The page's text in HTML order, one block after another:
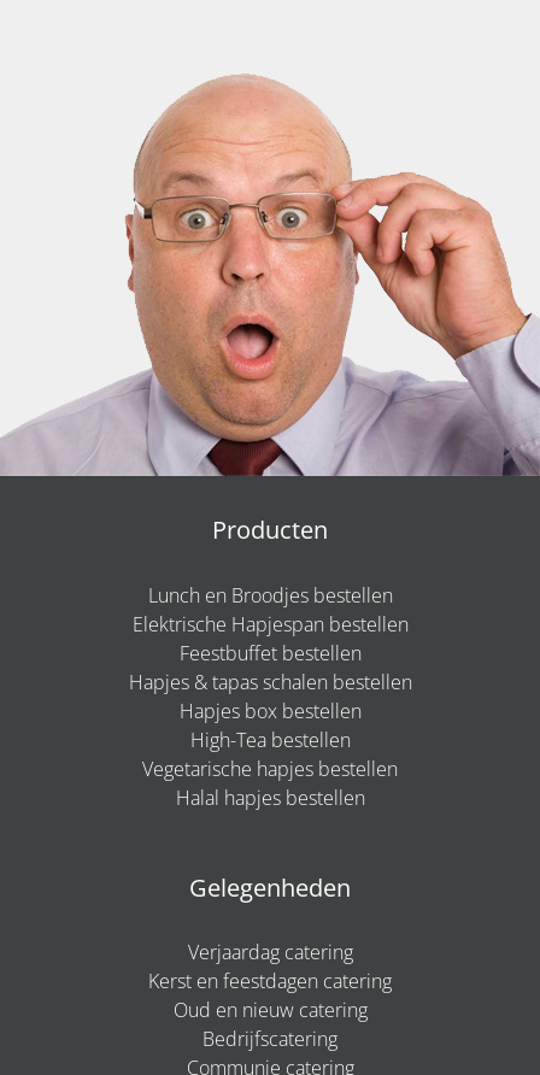
Producten
Lunch en Broodjes bestellen
Elektrische Hapjespan bestellen
Feestbuffet bestellen
Hapjes & tapas schalen bestellen
Hapjes box bestellen
High-Tea bestellen
Vegetarische hapjes bestellen
Halal hapjes bestellen
Gelegenheden
Verjaardag catering
Kerst en feestdagen catering
Oud en nieuw catering
Bedrijfscatering
Communie catering